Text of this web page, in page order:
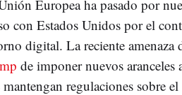
Europea ha pasado por
con Estados Unidos por el
digital. La reciente amenaza
de imponer nuevos aranceles
regulaciones sobre el